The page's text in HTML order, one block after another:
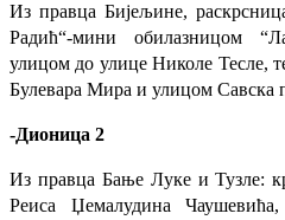
Из правца Бијељине,
Радић“-мини обилазницом
улицом до улице Николе Тесле,
Булевара Мира и улицом Савска
-Дионица 2
Из правца Бање Луке и Тузле:
Реиса Џемалудина